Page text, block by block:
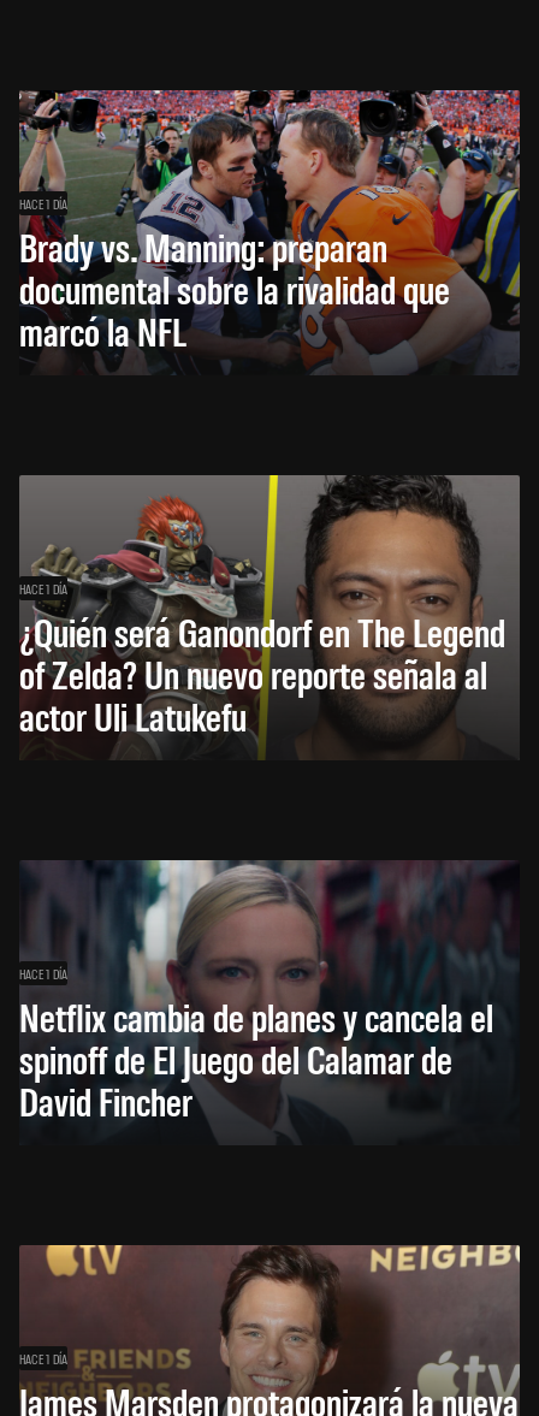
HACE 1 DÍA
Brady vs. Manning: preparan
documental sobre la rivalidad que
marcó la NFL
HACE 1 DÍA
¿Quién será Ganondorf en The Legend
of Zelda? Un nuevo reporte señala al
actor Uli Latukefu
HACE 1 DÍA
Netflix cambia de planes y cancela el
spinoff de El Juego del Calamar de
David Fincher
HACE 1 DÍA
James Marsden protagonizará la nueva